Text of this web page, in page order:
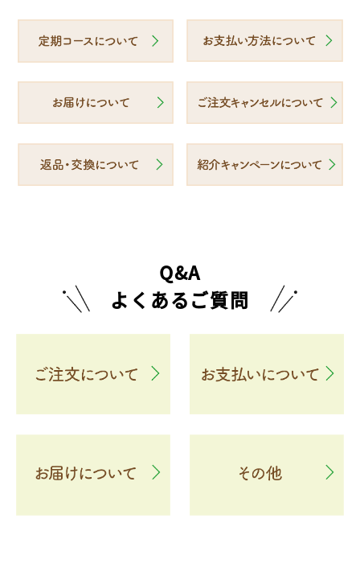
※無事お届けできるよう十分に注意しております
があった際は弊社までご連絡ください。
Q&A
よくあるご質問